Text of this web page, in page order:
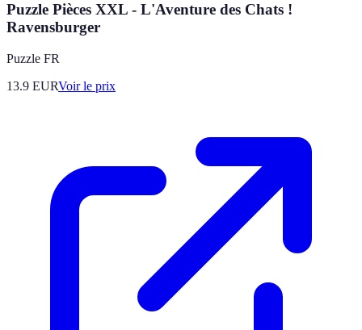
Puzzle Pièces XXL - L'Aventure des Chats !
Ravensburger
Puzzle FR
13.9 EURVoir le prix